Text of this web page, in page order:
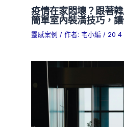
疫情在家悶壞？跟著
簡單室內裝潢技巧，
靈感案例 / 作者: 宅小編/ 20 4